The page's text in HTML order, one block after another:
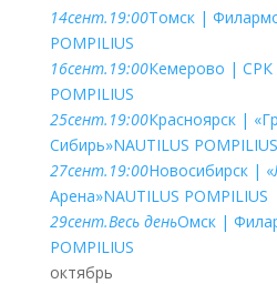
14сент. 19:00Томск |
POMPILIUS
16сент. 19:00Кемерово | СРК
POMPILIUS
25сент. 19:00Красноярск |
Сибирь»NAUTILUS POMPILIUS
27сент. 19:00Новосибирск |
Арена»NAUTILUS POMPILIUS
29сент.Весь деньОмск |
POMPILIUS
октябрь